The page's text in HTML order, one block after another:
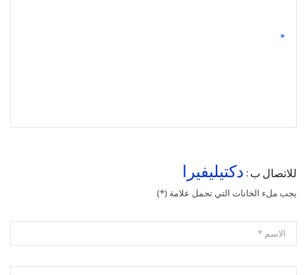
.
للاتصال ب : دكتيليفيرا
يجب ملء الخانات التي تحمل علامة (*)